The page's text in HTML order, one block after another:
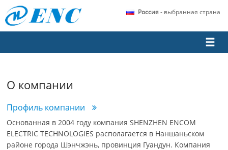
Россия - выбранная страна
О компании
Профиль компании
Основанная в 2004 году компания SHENZHEN ENCOM
ELECTRIC TECHNOLOGIES располагается в Наншаньском
районе города Шэнчжэнь, провинция Гуандун. Компания